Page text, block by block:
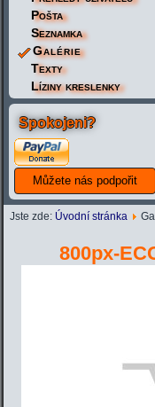
Pošta
Seznamka
Galérie
Texty
Líziny kreslenky
Spokojeni?
Jste zde: Úvodní stránka
800px-